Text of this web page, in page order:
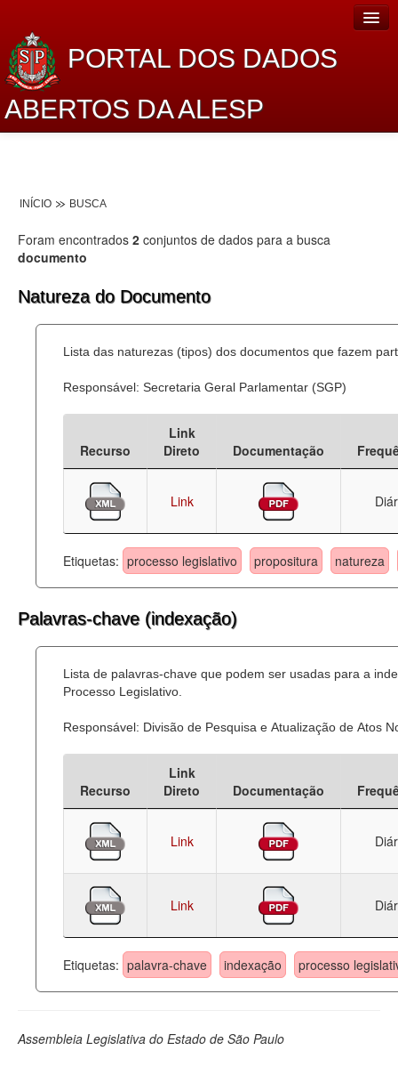
PORTAL DOS DADOS
ABERTOS DA ALESP
Lei de Acesso à Informação
Dados Governamentais Abertos
Planejamento
Catálogo de dados
Processo Legislativo
Administração
Legislação
Agenda
Perguntas frequentes
INÍCIO BUSCA
Foram encontrados 2 conjuntos de dados para a busca
documento
Natureza do Documento
Lista das naturezas (tipos) dos documentos que fazem
Responsável: Secretaria Geral Parlamentar (SGP)
Recurso
Link
Direto
Documentação
Link
Etiquetas: processo legislativo propositura natureza
Palavras-chave (indexação)
Lista de palavras-chave que podem ser usadas para a
Processo Legislativo.
Responsável: Divisão de Pesquisa e Atualização de Atos
Recurso
Link
Direto
Documentação
Link
Link
Etiquetas: palavra-chave indexação processo
Assembleia Legislativa do Estado de São Paulo